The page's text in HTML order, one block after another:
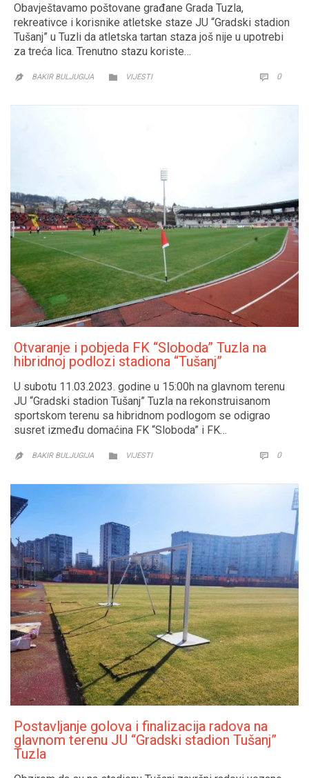
Obavještavamo poštovane građane Grada Tuzla,
rekreativce i korisnike atletske staze JU “Gradski stadion
Tušanj” u Tuzli da atletska tartan staza još nije u upotrebi
za treća lica. Trenutno stazu koriste…
 BAKIR BULJUGIJA  CATEGORY
VIJESTI  0
Otvaranje i pobjeda FK “Sloboda” Tuzla na
hibridnoj podlozi stadiona “Tušanj”
U subotu 11.03.2023. godine u 15:00h na glavnom terenu
JU “Gradski stadion Tušanj” Tuzla na rekonstruisanom
sportskom terenu sa hibridnom podlogom se odigrao
susret između domaćina FK “Sloboda” i FK…
 BAKIR BULJUGIJA  CATEGORY
VIJESTI  0
Postavljanje golova i finalizacija radova na
glavnom terenu JU “Gradski stadion Tušanj”
Tuzla